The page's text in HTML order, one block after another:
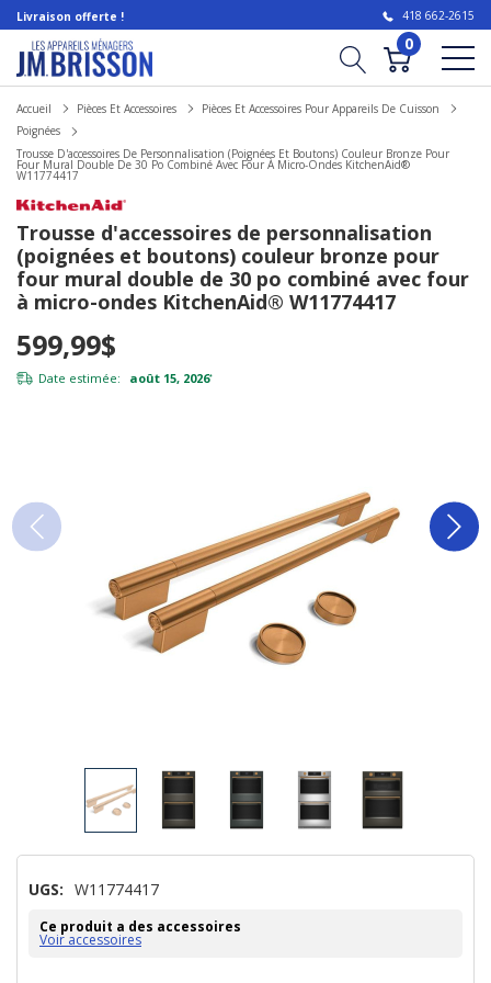
Livraison offerte ! 418 662-2615
0
Accueil Pièces Et Accessoires
Pièces Et Accessoires Pour Appareils De Cuisson
Poignées
Trousse D'accessoires De Personnalisation (poignées Et Boutons) Couleur Bronze Pour
Four Mural Double De 30 Po Combiné Avec Four À Micro-Ondes KitchenAid®
W11774417
Trousse d'accessoires de personnalisation
(poignées et boutons) couleur bronze pour
four mural double de 30 po combiné avec four
à micro-ondes KitchenAid® W11774417
599,99$
Date estimée: août 15, 2026*
UGS: W11774417
Ce produit a des accessoires
Voir accessoires